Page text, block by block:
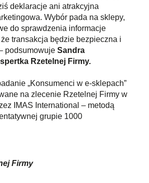
deklaracje ani atrakcyjna
Wybór pada na sklepy,
do sprawdzenia informacje
transakcja będzie bezpieczna i
podsumowujeSandra
Rzetelnej Firmy.
„Konsumenci w e-sklepach”
na zlecenie Rzetelnej Firmy w
IMAS International – metodą
grupie 1000
Firmy